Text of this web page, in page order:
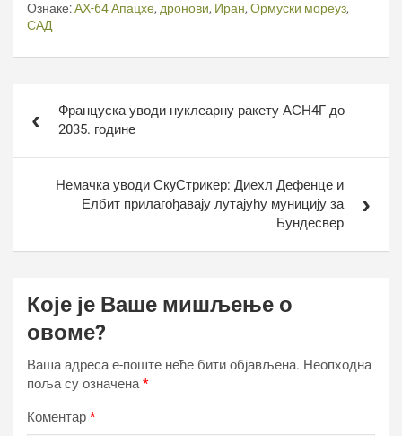
Ознаке:АХ-64 Апацхе, дронови, Иран, Ормуски мореуз,
САД
чланкаФранцуска уводи нуклеарну ракету АСН4Г до
2035. године
Немачка уводи СкyСтрикер: Диехл Дефенце и
Елбит прилагођавају лутајућу муницију за
Бундесвер
Које је Ваше мишљење о
овоме?
Ваша адреса е-поште неће бити објављена. Неопходна
поља су означена*
Коментар *